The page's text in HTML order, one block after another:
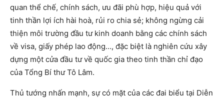
quan thể chế, chính sách, ưu đãi phù hợp, hiệu quả với
tinh thần lợi ích hài hoà, rủi ro chia sẻ; không ngừng cải
thiện môi trường đầu tư kinh doanh bằng các chính sách
về visa, giấy phép lao động…, đặc biệt là nghiên cứu xây
dựng một cửa đầu tư về quốc gia theo tinh thần chỉ đạo
của Tổng Bí thư Tô Lâm.
Thủ tướng nhấn mạnh, sự có mặt của các đai biểu tại Diễn